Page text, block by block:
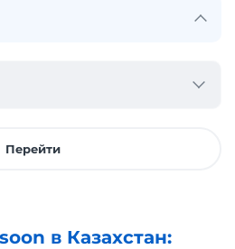
Перейти
в Казахстан: